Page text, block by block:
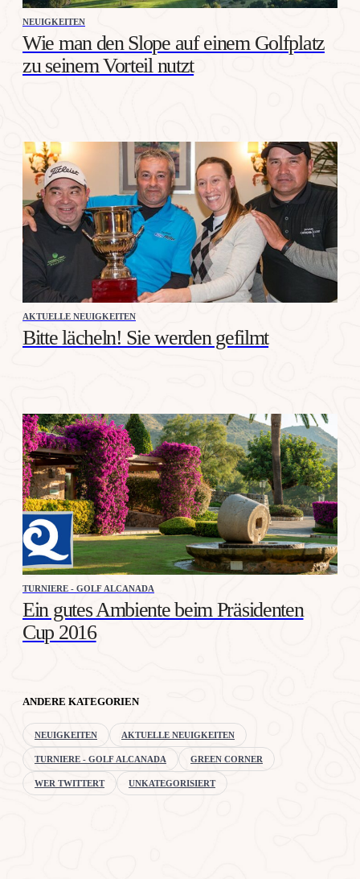
NEUIGKEITEN
Wie man den Slope auf einem Golfplatz
zu seinem Vorteil nutzt
AKTUELLE NEUIGKEITEN
Bitte lächeln! Sie werden gefilmt
TURNIERE - GOLF ALCANADA
Ein gutes Ambiente beim Präsidenten
Cup 2016
ANDERE KATEGORIEN
NEUIGKEITEN AKTUELLE NEUIGKEITEN
TURNIERE - GOLF ALCANADA GREEN CORNER
WER TWITTERT UNKATEGORISIERT